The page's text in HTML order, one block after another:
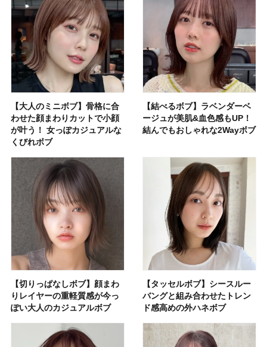
【大人のミニボブ】骨格に合
わせた顔まわりカットで小顔
が叶う！ 女っぽカジュアルな
くびれボブ
【結べるボブ】ラベンダーベ
ージュが美肌&血色感もUP！
結んでもおしゃれな2Wayボブ
【切りっぱなしボブ】顔まわ
りレイヤーの重軽質感が今っ
ぽい大人のカジュアルボブ
【タッセルボブ】シースルー
バングと組み合わせたトレン
ド感高めの外ハネボブ